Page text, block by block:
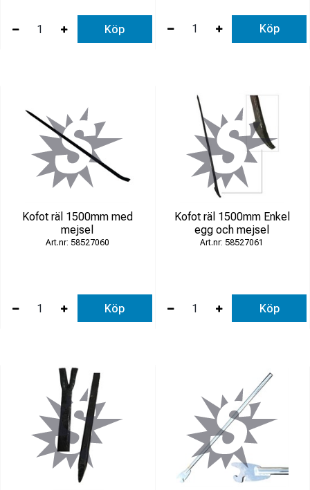
Användningsområden
Montering och demontering av infästningar
Justering, brytning och lyft av tunga komponenter
Underhåll av växlar och spårutrustning
Entreprenad och infrastruktur
Med rätt handverktyg för järnväg blir arbetet i spårmiljö säkrare,
effektivare och bättre anpassat för professionellt underhåll.
Köp Köp
Kofot räl 1500mm med
mejsel
58527060
Köp
Kofot räl 1500mm Enkel
egg och mejsel
58527061
Köp